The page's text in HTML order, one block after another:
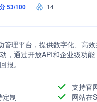
53/100 14
管理平台，提供数字化、高
，通过开放API和企业级功
报。
支持官
定制
网站在